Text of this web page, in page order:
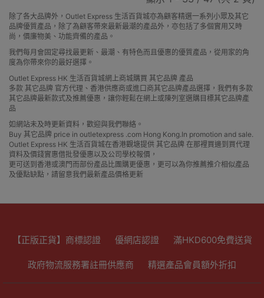
除了各大品牌外，Outlet Express 生活百貨城亦為顧客精選一系列小眾及其它
品牌優質產品，除了為顧客帶來最新最潮的產品外，亦包括了多個實用又時
尚，價廉物美、功能齊備的產品。
我們每月會固定尋找最更新、最潮、有特色而且優惠的優質產品，從用家的角
度為你帶來你的最好選擇。
Outlet Express HK 生活百貨城網上商城購買 其它品牌 產品
多款 其它品牌 官方代理、香港供應商或進口商其它品牌產品選擇，我們有多款
其它品牌最新款式及推薦優惠，讓你輕鬆在網上或陳列室選購目標其它品牌產
品
如網站未及時更新資料，歡迎與我們聯絡。
Buy 其它品牌 price in outletexpress .com Hong Kong.In promotion and sale.
Outlet Express HK 生活百貨城在香港觀塘提供 其它品牌 在那裡買邊到買代理
資料及價錢實惠借批發優惠以及公司學校報價，
更可送到香港或澳門而部份產品比團購更優惠，更可以為你推薦推介相似產品
及優點缺點，請留意我們最新產品價格更新
【正版正貨】商標認證 優網店認證 滿HKD600免費送貨
政府物流服務署註冊供應商 精選產品會員額外折扣